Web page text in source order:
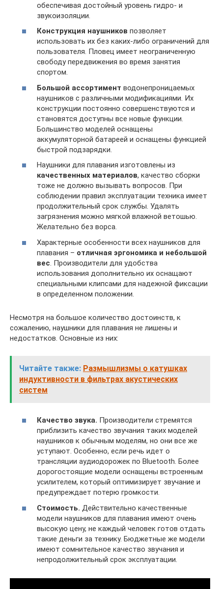
обеспечивая достойный уровень гидро- и
звукоизоляции.
Конструкция наушников позволяет
использовать их без каких-либо ограничений для
пользователя. Пловец имеет неограниченную
свободу передвижения во время занятия
спортом.
Большой ассортимент водонепроницаемых
наушников с различными модификациями. Их
конструкции постоянно совершенствуются и
становятся доступны все новые функции.
Большинство моделей оснащены
аккумуляторной батареей и оснащены функцией
быстрой подзарядки.
Наушники для плавания изготовлены из
качественных материалов, качество сборки
тоже не должно вызывать вопросов. При
соблюдении правил эксплуатации техника имеет
продолжительный срок службы. Удалять
загрязнения можно мягкой влажной ветошью.
Желательно без ворса.
Характерные особенности всех наушников для
плавания – отличная эргономика и небольшой
вес . Производители для удобства
использования дополнительно их оснащают
специальными клипсами для надежной фиксации
в определенном положении.
Несмотря на большое количество достоинств, к
сожалению, наушники для плавания не лишены и
недостатков. Основные из них:
Читайте также: Размышлизмы о катушках
индуктивности в фильтрах акустических
систем
Качество звука. Производители стремятся
приблизить качество звучания таких моделей
наушников к обычным моделям, но они все же
уступают. Особенно, если речь идет о
трансляции аудиодорожек по Bluetooth. Более
дорогостоящие модели оснащены встроенным
усилителем, который оптимизирует звучание и
предупреждает потерю громкости.
Стоимость. Действительно качественные
модели наушников для плавания имеют очень
высокую цену, не каждый человек готов отдать
такие деньги за технику. Бюджетные же модели
имеют сомнительное качество звучания и
непродолжительный срок эксплуатации.